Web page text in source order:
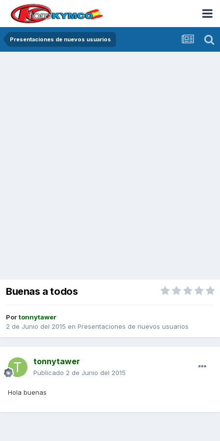
Presentaciones de nuevos usuarios
Buenas a todos
Portonnytawer
2 de Junio del 2015 en Presentaciones de nuevos usuarios
tonnytawer
Publicado 2 de Junio del 2015
Hola buenas